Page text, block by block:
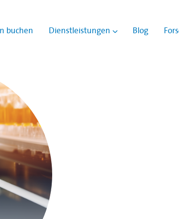
buchen Dienstleistungen Show submenu
Blog